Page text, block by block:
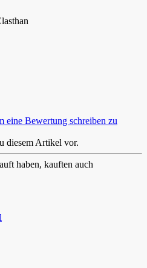
eine Bewertung schreiben zu
diesem Artikel vor.
haben, kauften auch